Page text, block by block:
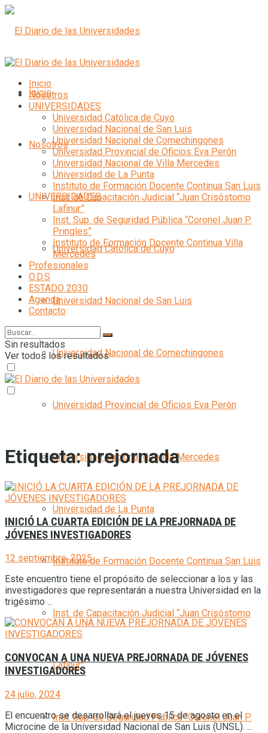
Inicio
Nosotros
UNIVERSIDADES
Universidad Católica de Cuyo
Universidad Nacional de San Luis
Universidad Nacional de Comechingones
Universidad Provincial de Oficios Eva Perón
Universidad Nacional de Villa Mercedes
Universidad de La Punta
Instituto de Formación Docente Continua San Luis
Inst. de Capacitación Judicial “Juan Crisóstomo
Lafinur”
Inst. Sup. de Seguridad Pública “Coronel Juan P.
Inicio
Nosotros
UNIVERSIDADES
Universidad Católica de Cuyo
Universidad Nacional de San Luis
Universidad Nacional de Comechingones
Universidad Provincial de Oficios Eva Perón
Universidad Nacional de Villa Mercedes
Universidad de La Punta
Instituto de Formación Docente Continua San Luis
Inst. de Capacitación Judicial “Juan Crisóstomo
Lafinur”
Inst. Sup. de Seguridad Pública “Coronel Juan P.
Pringles”
Instituto de Formación Docente Continua Villa
Mercedes
Profesionales
O.D.S
ESTADO 2030
Agenda
Contacto
Sin resultados
Ver todos los resultados
Etiqueta:prejornada
INICIÓ LA CUARTA EDICIÓN DE LA PREJORNADA DE
JÓVENES INVESTIGADORES
12 septiembre, 2025
Este encuentro tiene el propósito de seleccionar a los y las
investigadores que representarán a nuestra Universidad en la
trigésimo ...
CONVOCAN A UNA NUEVA PREJORNADA DE JÓVENES
INVESTIGADORES
24 julio, 2024
El encuentro se desarrollará el jueves 15 de agosto en el
Microcine de la Universidad Nacional de San Luis (UNSL). ...